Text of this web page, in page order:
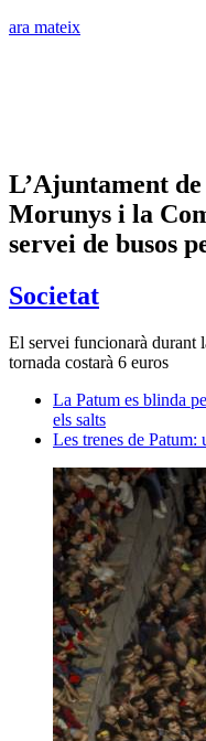
ara mateix
L’Ajuntament
Morunys i la
servei de busos
Societat
El servei funcionarà durant
tornada costarà 6 euros
La Patum es blinda
els salts
Les trenes de Patum: